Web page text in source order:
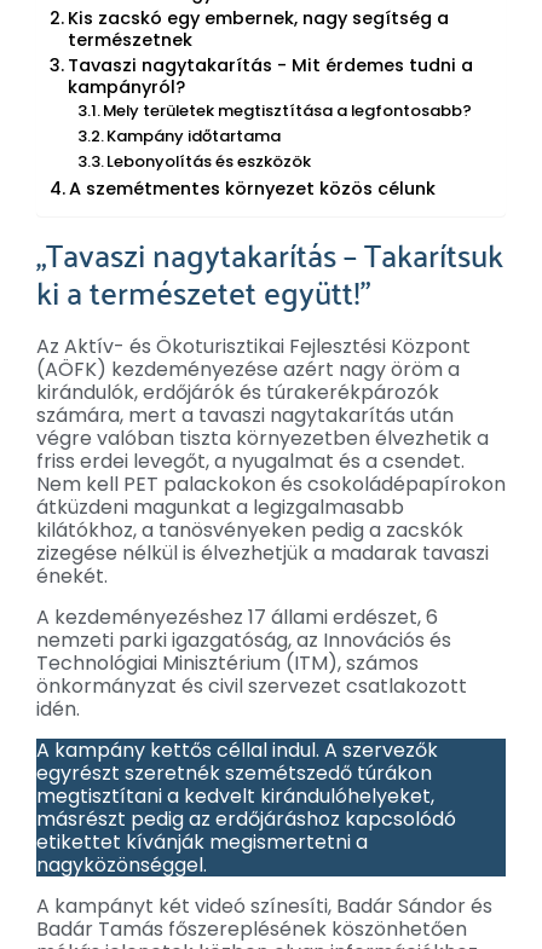
Kis zacskó egy embernek, nagy segítség a
természetnek
Tavaszi nagytakarítás - Mit érdemes tudni a
kampányról?
Mely területek megtisztítása a legfontosabb?
Kampány időtartama
Lebonyolítás és eszközök
A szemétmentes környezet közös célunk
„Tavaszi nagytakarítás – Takarítsuk
ki a természetet együtt!”
Az Aktív- és Ökoturisztikai Fejlesztési Központ
(AÖFK) kezdeményezése azért nagy öröm a
kirándulók, erdőjárók és túrakerékpározók
számára, mert a tavaszi nagytakarítás után
végre valóban tiszta környezetben élvezhetik a
friss erdei levegőt, a nyugalmat és a csendet.
Nem kell PET palackokon és csokoládépapírokon
átküzdeni magunkat a legizgalmasabb
kilátókhoz, a tanösvényeken pedig a zacskók
zizegése nélkül is élvezhetjük a madarak tavaszi
énekét.
A kezdeményezéshez 17 állami erdészet, 6
nemzeti parki igazgatóság, az Innovációs és
Technológiai Minisztérium (ITM), számos
önkormányzat és civil szervezet csatlakozott
idén.
A kampány kettős céllal indul. A szervezők
egyrészt szeretnék szemétszedő túrákon
megtisztítani a kedvelt kirándulóhelyeket,
másrészt pedig az erdőjáráshoz kapcsolódó
etikettet kívánják megismertetni a
nagyközönséggel.
A kampányt két videó színesíti, Badár Sándor és
Badár Tamás főszereplésének köszönhetően